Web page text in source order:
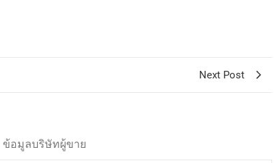
Next Post
ข้อมูลบริษัทผู้ขาย